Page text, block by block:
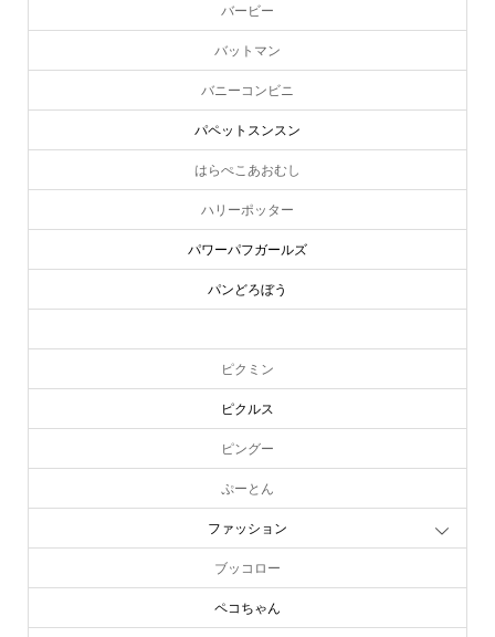
バービー
バットマン
バニーコンビニ
パペットスンスン
はらぺこあおむし
ハリーポッター
パワーパフガールズ
パンどろぼう
ピクミン
ピクルス
ピングー
ぷーとん
ファッション
ブッコロー
ペコちゃん